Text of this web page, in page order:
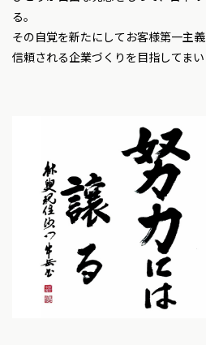
る。
その自覚を新たにしてお客様第一主
信頼される企業づくりを目指してまい